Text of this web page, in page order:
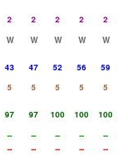
2 2 2 2
2
W W W W
W
43 47 52 56
59
5 5 5 5
5
97 97 100 100
100
-- -- -- --
--
-- -- -- -- --